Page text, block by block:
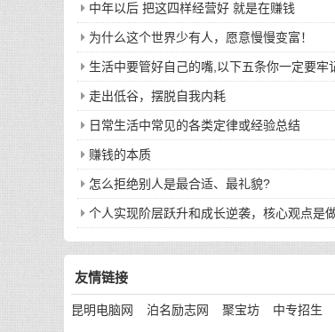
中年以后 把这四样经营好 就是在赚钱
为什么这个世界少有人，愿意慢慢变富！
生活中要管好自己的嘴,以下五条你一定要牢
走出低谷，摆脱自我内耗
日常生活中常见的各类定律或经验总结
赚钱的本质
怎么拒绝别人是最合适、最礼貌?
个人实现阶层跃升和成长逆袭，核心观点是
友情链接
昆明电脑网 泊名励志网 聚宝坊 中专招生